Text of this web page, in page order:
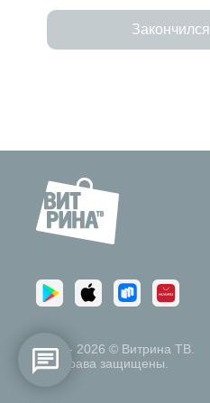
Закончился
2016 - 2026 © Витрина ТВ.
Все
права защищены.